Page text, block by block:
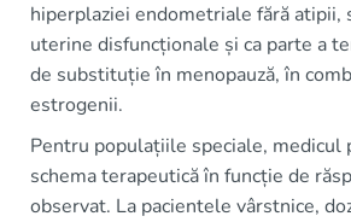
hiperplaziei endometriale fără atipii,
uterine disfuncționale și ca parte a
de substituție în menopauză, în
estrogenii.
Pentru populațiile speciale, medicul
schema terapeutică în funcție de
observat. La pacientele vârstnice,